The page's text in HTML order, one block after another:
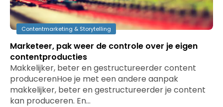
Contentmarketing & Storytelling
Marketeer, pak weer de controle over je eigen
contentproducties
Makkelijker, beter en gestructureerder content
producerenHoe je met een andere aanpak
makkelijker, beter en gestructureerder je content
kan produceren. En…